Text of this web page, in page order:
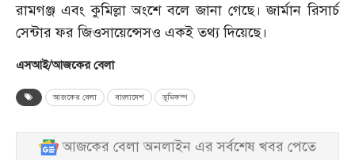
রামগঞ্জ এবং কুমিল্লা অংশে বলে জানা গেছে। জার্মান রিসার্চ
সেন্টার ফর জিওসায়েন্সেসও একই তথ্য দিয়েছে।
এসআই/আজকের বেলা
আজকের বেলা বাংলাদেশ ভূমিকম্প
আজকের বেলা অনলাইন এর সর্বশেষ খবর পেতে